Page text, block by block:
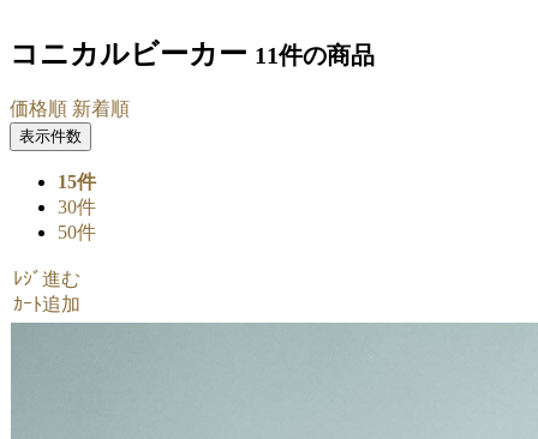
コニカルビーカー 11件の商品
価格順 新着順
表示件数
15件
30件
50件
ﾚｼﾞ進む
ｶｰﾄ追加